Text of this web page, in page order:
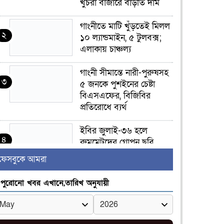
খুচরা বাজারে বাড়তি দাম
২
গাংনীতে মাটি খুঁড়তেই মিলল
১০ ল্যান্ডমাইন, ৫ টুলবক্স;
এলাকায় চাঞ্চল্য
৩
গাংনী সীমান্তে নারী-পুরুষসহ
৫ জনকে পুশইনের চেষ্টা
বিএসএফের, বিজিবির
প্রতিরোধে ব্যর্থ
৪
ইবির জুলাই-৩৬ হলে
রুমমেটদের গোপন ছবি
৫
র‍্যাব বিলুপ্ত হয়ে এসআরবি,
থাকছে নাগরিক অভিযোগের
আমরা
পুরোনো খবর এখানে,তারিখ অনুযায়ী